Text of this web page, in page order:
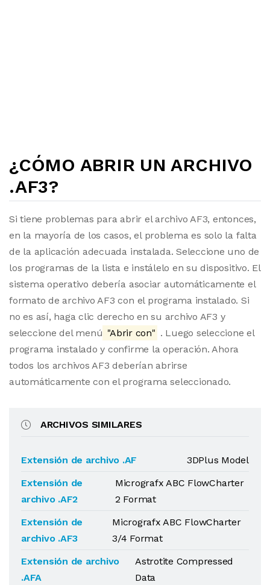
¿CÓMO ABRIR UN ARCHIVO
.AF3?
Si tiene problemas para abrir el archivo AF3, entonces,
en la mayoría de los casos, el problema es solo la falta
de la aplicación adecuada instalada. Seleccione uno de
los programas de la lista e instálelo en su dispositivo. El
sistema operativo debería asociar automáticamente el
formato de archivo AF3 con el programa instalado. Si
no es así, haga clic derecho en su archivo AF3 y
seleccione del menú "Abrir con" . Luego seleccione el
programa instalado y confirme la operación. Ahora
todos los archivos AF3 deberían abrirse
automáticamente con el programa seleccionado.
ARCHIVOS SIMILARES
Extensión de archivo .AF
3DPlus Model
Extensión de
archivo .AF2
Micrografx ABC FlowCharter
2 Format
Extensión de
archivo .AF3
Micrografx ABC FlowCharter
3/4 Format
Extensión de archivo
.AFA
Astrotite Compressed
Data